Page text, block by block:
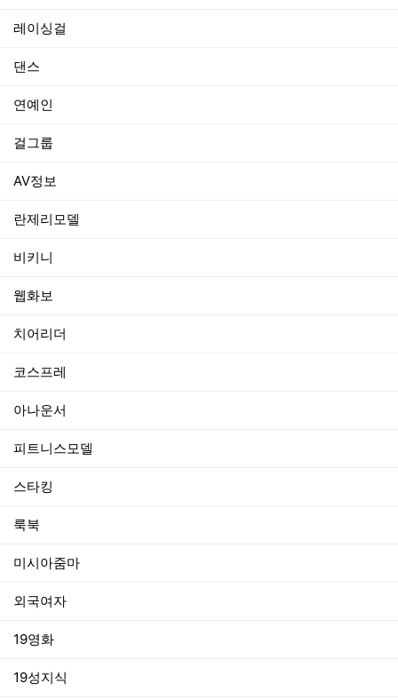
레이싱걸
댄스
연예인
걸그룹
AV정보
란제리모델
비키니
웹화보
치어리더
코스프레
아나운서
피트니스모델
스타킹
룩북
미시아줌마
외국여자
19영화
19성지식